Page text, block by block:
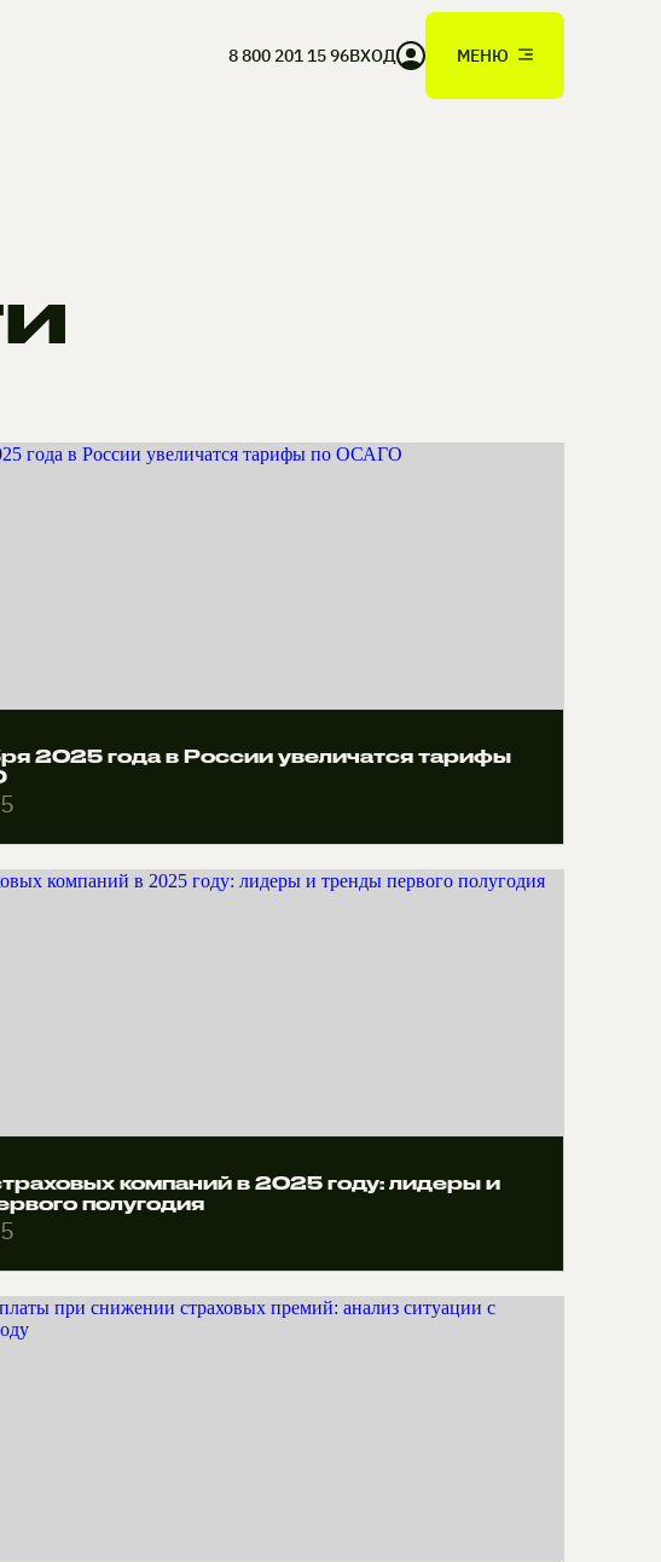
8 800 201 15 96ВХОД МЕНЮ
2025 года в России увеличатся тарифы
компаний в 2025 году: лидеры и
полугодия